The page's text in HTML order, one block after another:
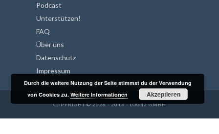
Podcast
Unterstützen!
FAQ
Über uns
Datenschutz
Impressum
COPYRIGHT © 2026 - 2013 - LOG42 GMBH
Durch die weitere Nutzung der Seite stimmst du der Verwendung
von Cookies zu.Weitere Informationen Akzeptieren